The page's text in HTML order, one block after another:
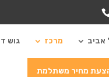
אביב מרכז גוש
מחיר משתלמת